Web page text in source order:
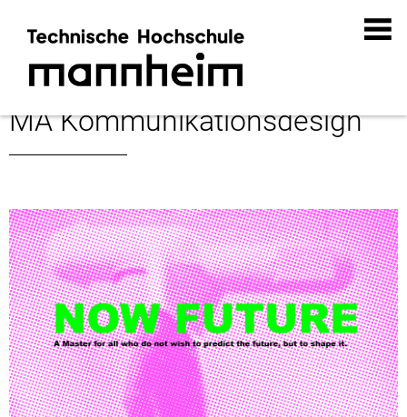
MA Kommunikationsdesign